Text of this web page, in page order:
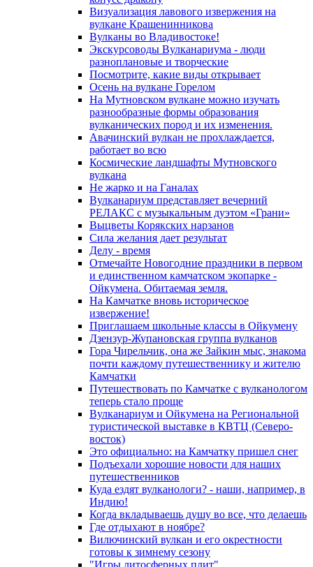
Визуализация лавового извержения на
вулкане Крашенинникова
Вулканы во Владивостоке!
Экскурсоводы Вулканариума - люди
разноплановые и творческие
Посмотрите, какие виды открывает
Осень на вулкане Горелом
На Мутновском вулкане можно изучать
разнообразные формы образования
вулканических пород и их изменения.
Авачинский вулкан не прохлаждается,
работает во всю
Космические ландшафты Мутновского
вулкана
Не жарко и на Ганалах
Вулканариум представляет вечерний
РЕЛАКС с музыкальным дуэтом «Грани»
Выцветы Корякских нарзанов
Сила желания дает результат
Делу - время
Отмечайте Новогодние праздники в первом
и единственном камчатском экопарке -
Ойкумена. Обитаемая земля.
На Камчатке вновь историческое
извержение!
Приглашаем школьные классы в Ойкумену
Дзензур-Жупановская группа вулканов
Гора Чирельчик, она же Зайкин мыс, знакома
почти каждому путешественнику и жителю
Камчатки
Путешествовать по Камчатке с вулканологом
теперь стало проще
Вулканариум и Ойкумена на Региональной
туристической выставке в КВТЦ (Северо-
восток)
Это официально: на Камчатку пришел снег
Подъехали хорошие новости для наших
путешественников
Куда ездят вулканологи? - наши, например, в
Индию!
Когда вкладываешь душу во все, что делаешь
Где отдыхают в ноябре?
Вилючинский вулкан и его окрестности
готовы к зимнему сезону
"Игры литосферных плит"